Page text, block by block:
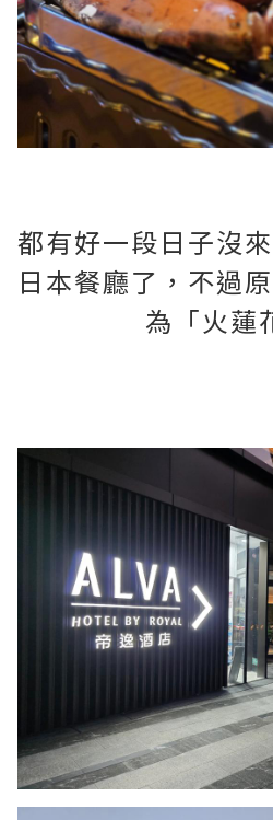
都有好一段日子沒
日本餐廳了，不過
為「火蓮